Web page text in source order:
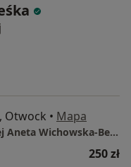
Otwock • Mapa
Gabinet Pomocy Psychologicznej Aneta Wichowska-Beśka
250 zł